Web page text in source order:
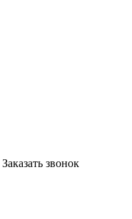
Заказать звонок